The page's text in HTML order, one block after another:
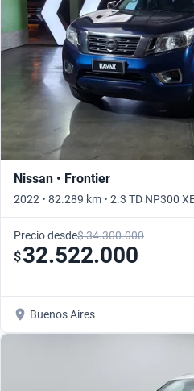
Nissan • Frontier
2022 • 82.289 km • 2.3 TD NP300
Precio desde$ 34.300.000
$32.522.000
Buenos Aires